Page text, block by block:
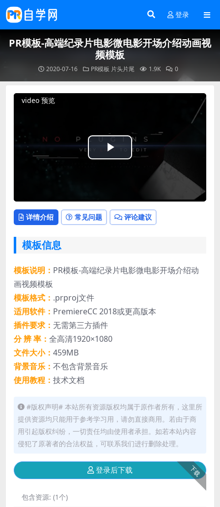
登录
PR模板-高端纪录片电影微电影开场介绍动画视
频模板
2020-07-16 PR模板 片头片尾 1.9K 0
video 预览
Play
详情介绍 常见问题 评论建议
模板信息
模板说明： PR模板-高端纪录片电影微电影开场介绍动
画视频模板
模板格式： .prproj文件
适用软件： PremiereCC 2018或更高版本
插件要求： 无需第三方插件
分 辨 率： 全高清1920×1080
文件大小： 459MB
背景音乐： 不包含背景音乐
使用教程： 技术文档
#版权声明# 本站所有资源版权均属于原作者所有，这里所
提供资源均只能用于参考学习用，请勿直接商用。若由于商
用引起版权纠纷，一切责任均由使用者承担。如若本站内容
侵犯了原著者的合法权益，可联系我们进行删除处理。
下载
登录后下载
包含资源: (1个)